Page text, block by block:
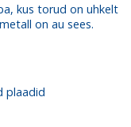
kus torud on uhkelt
on au sees.
plaadid